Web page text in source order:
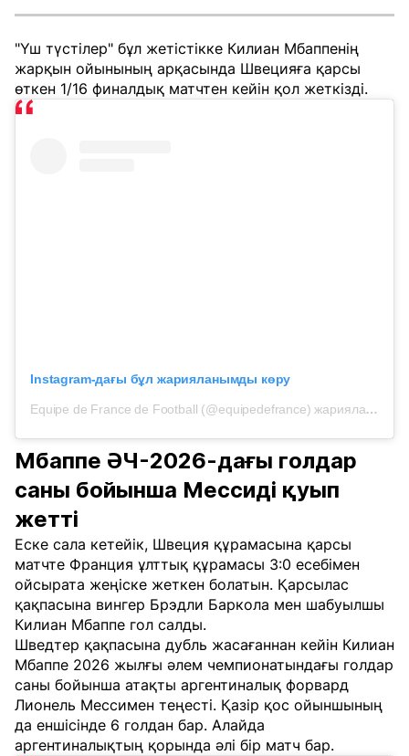
"Үш түстілер" бұл жетістікке Килиан Мбаппенің
жарқын ойынының арқасында Швецияға қарсы
өткен 1/16 финалдық матчтен кейін қол жеткізді.
Instagram-дағы бұл жарияланымды көру
Equipe de France de Football (@equipedefrance) жариялаған жазба
Мбаппе ӘЧ-2026-дағы голдар
саны бойынша Мессиді қуып
жетті
Еске сала кетейік, Швеция құрамасына қарсы
матчте Франция ұлттық құрамасы 3:0 есебімен
ойсырата жеңіске жеткен болатын. Қарсылас
қақпасына вингер Брэдли Баркола мен шабуылшы
Килиан Мбаппе гол салды.
Шведтер қақпасына дубль жасағаннан кейін Килиан
Мбаппе 2026 жылғы әлем чемпионатындағы голдар
саны бойынша атақты аргентиналық форвард
Лионель Мессимен теңесті. Қазір қос ойыншының
да еншісінде 6 голдан бар. Алайда
аргентиналықтың қорында әлі бір матч бар.